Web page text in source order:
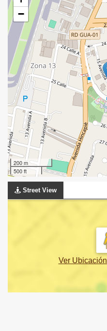
−
200 m
500 ft
Street View
Ver Ubicación